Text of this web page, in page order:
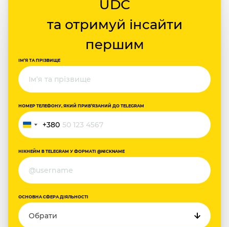
UDC
та отримуй інсайти
першим
ІМ‘Я ТА ПРІЗВИЩЕ
НОМЕР ТЕЛЕФОНУ, ЯКИЙ ПРИВ‘ЯЗАНИЙ ДО TELEGRAM
Україна
+380
+380
НІКНЕЙМ В TELEGRAM У ФОРМАТІ @NICKNAME
ОСНОВНА СФЕРА ДІЯЛЬНОСТІ